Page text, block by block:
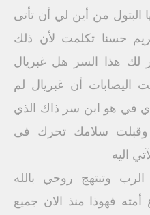
البتول من أين لي أن تأتى
حسنا تكلمت لأن ذلك
هذا السر هل غبريال
اليصابات أن غبريال لم
في هو ابن سر ذاك الذي
وقبلت سلامك تحرك فى
اليه
وتبتهج روحي بالله
فهوذا منذ الان جميع